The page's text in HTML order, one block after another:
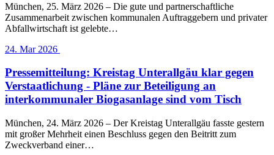
München, 25. März 2026 – Die gute und partnerschaftliche
Zusammenarbeit zwischen kommunalen Auftraggebern und privater
Abfallwirtschaft ist gelebte…
24. Mar 2026
Pressemitteilung: Kreistag Unterallgäu klar gegen
Verstaatlichung - Pläne zur Beteiligung an
interkommunaler Biogasanlage sind vom Tisch
München, 24. März 2026 – Der Kreistag Unterallgäu fasste gestern
mit großer Mehrheit einen Beschluss gegen den Beitritt zum
Zweckverband einer…